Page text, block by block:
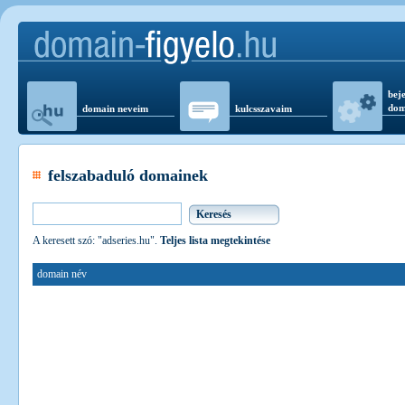
domain neveim kulcsszavaim
felszabaduló domainek
A keresett szó: "adseries.hu". Teljes lista megtekintése
domain név